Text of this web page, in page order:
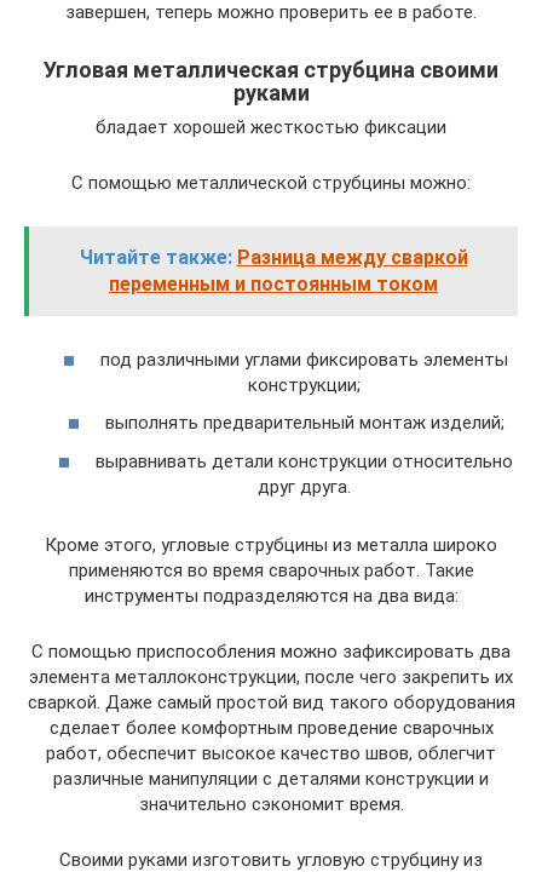
завершен, теперь можно проверить ее в работе.
Угловая металлическая струбцина своими
руками
бладает хорошей жесткостью фиксации
С помощью металлической струбцины можно:
Читайте также: Разница между сваркой
переменным и постоянным током
под различными углами фиксировать элементы
конструкции;
выполнять предварительный монтаж изделий;
выравнивать детали конструкции относительно
друг друга.
Кроме этого, угловые струбцины из металла широко
применяются во время сварочных работ. Такие
инструменты подразделяются на два вида:
С помощью приспособления можно зафиксировать два
элемента металлоконструкции, после чего закрепить их
сваркой. Даже самый простой вид такого оборудования
сделает более комфортным проведение сварочных
работ, обеспечит высокое качество швов, облегчит
различные манипуляции с деталями конструкции и
значительно сэкономит время.
Своими руками изготовить угловую струбцину из